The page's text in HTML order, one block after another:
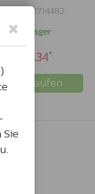
0064992714482
Auf lager
€12.34*
Jetzt kaufen